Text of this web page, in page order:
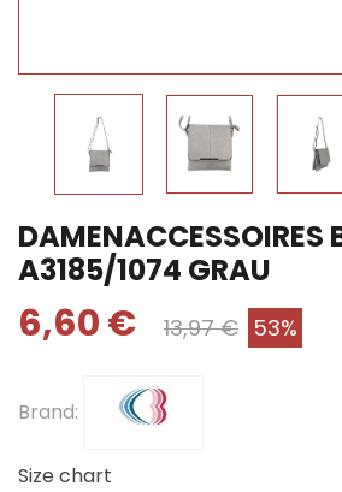
DAMENACCESSOIRES
A3185/1074 GRAU
6,60 € 13,97 € 53%
Brand:
Size chart